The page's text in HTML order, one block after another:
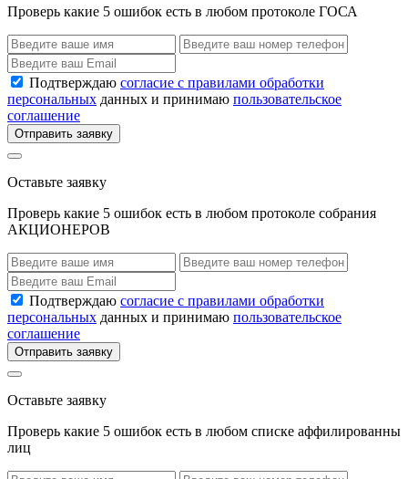
Проверь какие 5 ошибок есть в любом протоколе ГОСА
Подтверждаю согласие с правилами обработки
персональных данных и принимаю пользовательское
соглашение
Отправить заявку
Оставьте заявку
Проверь какие 5 ошибок есть в любом протоколе собрания
АКЦИОНЕРОВ
Подтверждаю согласие с правилами обработки
персональных данных и принимаю пользовательское
соглашение
Отправить заявку
Оставьте заявку
Проверь какие 5 ошибок есть в любом списке аффилированны
лиц